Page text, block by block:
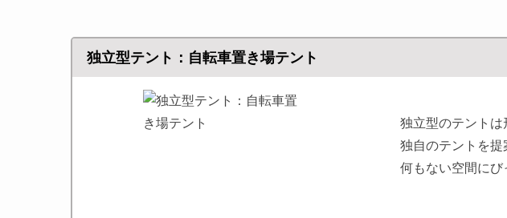
独立型テント：自転車置き場テント
独立型のテントは
独自のテントを提
何もない空間にび